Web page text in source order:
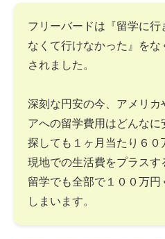
フリーバードは『留学に
なくて行けなかった』を
されました。
深刻な円安の今、アメリカ
アへの留学費用はどんな
探しても１ヶ月当たり６
現地での生活費をプラス
留学でも全部で１００万
しまいます。